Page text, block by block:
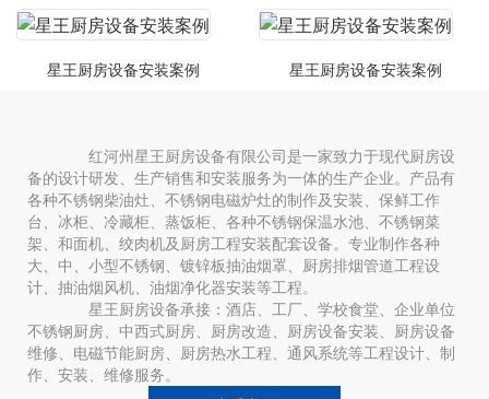
星王厨房设备安装案例 星王厨房设备安装案例
红河州星王厨房设备有限公司是一家致力于现代厨房设
备的设计研发、生产销售和安装服务为一体的生产企业。产品有
各种不锈钢柴油灶、不锈钢电磁炉灶的制作及安装、保鲜工作
台、冰柜、冷藏柜、蒸饭柜、各种不锈钢保温水池、不锈钢菜
架、和面机、绞肉机及厨房工程安装配套设备。专业制作各种
大、中、小型不锈钢、镀锌板抽油烟罩、厨房排烟管道工程设
计、抽油烟风机、油烟净化器安装等工程。
星王厨房设备承接：酒店、工厂、学校食堂、企业单位
不锈钢厨房、中西式厨房、厨房改造、厨房设备安装、厨房设备
维修、电磁节能厨房、厨房热水工程、通风系统等工程设计、制
作、安装、维修服务。